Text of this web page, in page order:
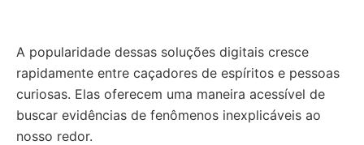
A popularidade dessas soluções digitais cresce
rapidamente entre caçadores de espíritos e pessoas
curiosas. Elas oferecem uma maneira acessível de
buscar evidências de fenômenos inexplicáveis ao
nosso redor.